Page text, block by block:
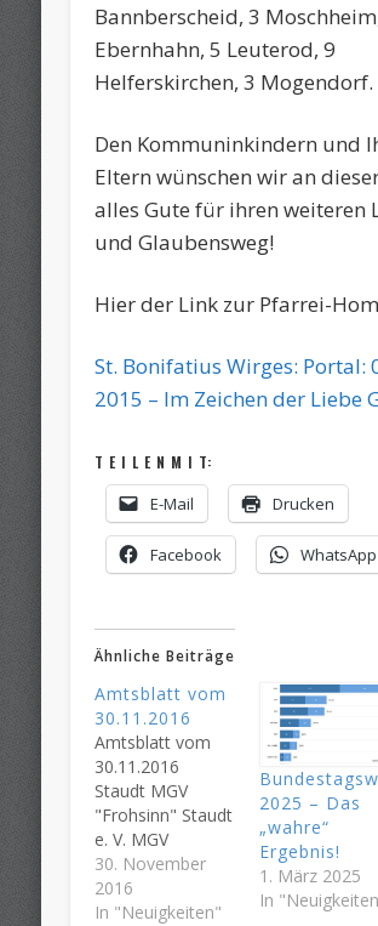
Bannberscheid, 3
Ebernhahn, 5 Leuterod, 9
Helferskirchen, 3 Mogendorf.
Den Kommuninkindern und
Eltern wünschen wir an
alles Gute für ihren weiteren
und Glaubensweg!
Hier der Link zur Pfarrei-
St. Bonifatius Wirges: Portal:
2015 – Im Zeichen der Liebe
T E I L E N M I T:
E-Mail Drucken
Facebook WhatsApp
Ähnliche Beiträge
Amtsblatt vom
30.11.2016
Amtsblatt vom
30.11.2016
Staudt MGV
"Frohsinn" Staudt
e. V. MGV
"Frohsinn" Staudt
e. V. MGV feiert
erfolgreiches Jahr
30. November
2016
In "Neuigkeiten"
2025 – Das
„wahre“
Ergebnis!
1. März 2025
In